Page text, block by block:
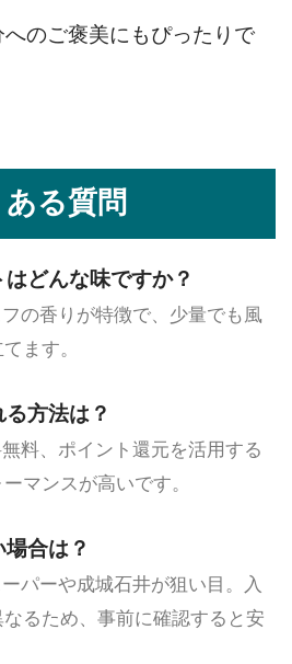
のご褒美にもぴったりで
る質問
どんな味ですか？
の香りが特徴で、少量でも風
ます。
方法は？
料、ポイント還元を活用する
マンスが高いです。
合は？
パーや成城石井が狙い目。入
るため、事前に確認すると安